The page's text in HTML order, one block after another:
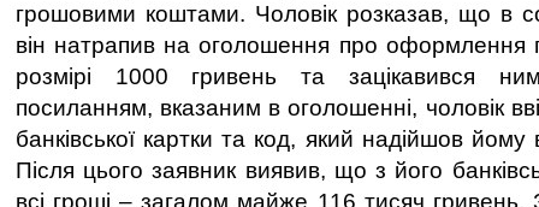
грошовими коштами. Чоловік розказав, що в
він натрапив на оголошення про оформлення
розмірі 1000 гривень та зацікавився
посиланням, вказаним в оголошенні, чоловік
банківської картки та код, який надійшов
Після цього заявник виявив, що з його
всі гроші – загалом майже 116 тисяч